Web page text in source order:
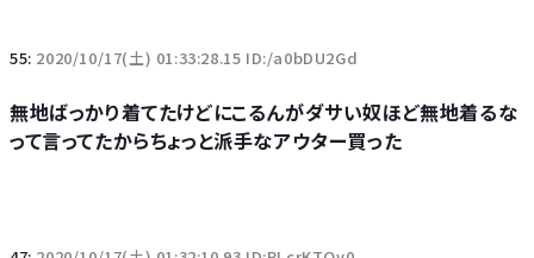
55: 2020/10/17(土) 01:33:28.15 ID:/a0bDU2Gd
無地ばっかり着てたけどにこるんがダサい奴ほど無地着るな
って言ってたからちょっと派手なアウター買った